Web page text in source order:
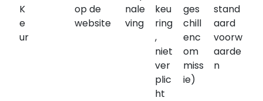
K
e
ur
op de
website
nale
ving
keu
ring
,
niet
ver
plic
ht
ges
chill
enc
om
miss
ie)
stand
aard
voorw
aarde
n